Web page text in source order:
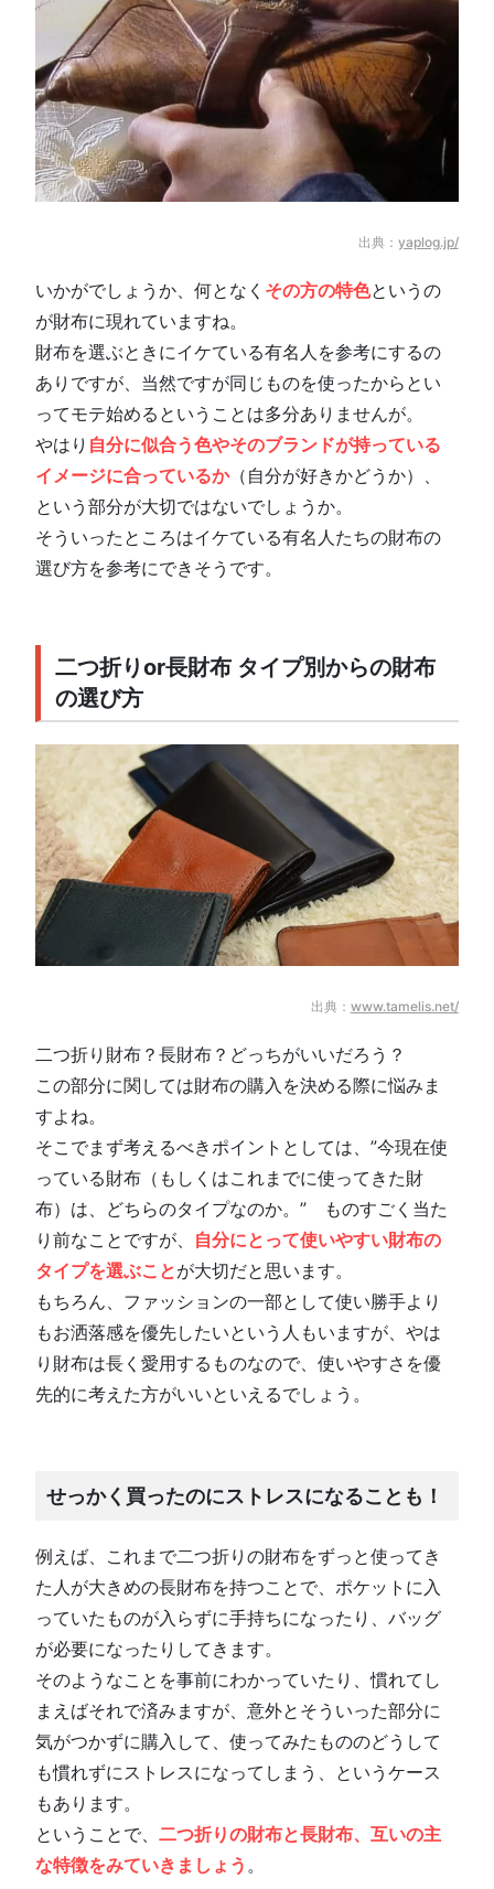
出典： yaplog.jp/
いかがでしょうか、何となく その方の特色というの
が財布に現れていますね。
財布を選ぶときにイケている有名人を参考にするの
ありですが、当然ですが同じものを使ったからとい
ってモテ始めるということは多分ありませんが。
やはり 自分に似合う色やそのブランドが持っている
イメージに合っているか（自分が好きかどうか）、
という部分が大切ではないでしょうか。
そういったところはイケている有名人たちの財布の
選び方を参考にできそうです。
二つ折りor長財布 タイプ別からの財布
の選び方
出典： www.tamelis.net/
二つ折り財布？長財布？どっちがいいだろう？
この部分に関しては財布の購入を決める際に悩みま
すよね。
そこでまず考えるべきポイントとしては、”今現在使
っている財布（もしくはこれまでに使ってきた財
布）は、どちらのタイプなのか。” ものすごく当た
り前なことですが、 自分にとって使いやすい財布の
タイプを選ぶことが大切だと思います。
もちろん、ファッションの一部として使い勝手より
もお洒落感を優先したいという人もいますが、やは
り財布は長く愛用するものなので、使いやすさを優
先的に考えた方がいいといえるでしょう。
せっかく買ったのにストレスになることも！
例えば、これまで二つ折りの財布をずっと使ってき
た人が大きめの長財布を持つことで、ポケットに入
っていたものが入らずに手持ちになったり、バッグ
が必要になったりしてきます。
そのようなことを事前にわかっていたり、慣れてし
まえばそれで済みますが、意外とそういった部分に
気がつかずに購入して、使ってみたもののどうして
も慣れずにストレスになってしまう、というケース
もあります。
ということで、二つ折りの財布と長財布、互いの主
な特徴をみていきましょう 。